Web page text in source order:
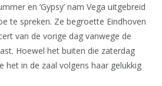
en ‘Gypsy’ nam Vega uitgebreid
te spreken. Ze begroette Eindhoven
van de vorige dag vanwege de
Hoewel het buiten die zaterdag
het in de zaal volgens haar gelukkig